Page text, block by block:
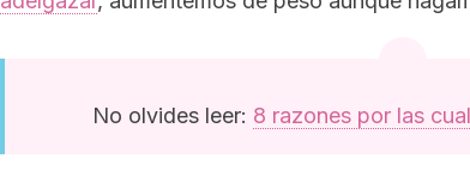
No olvides leer: 8 razones por las